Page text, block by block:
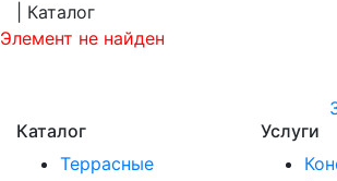
Каталог
Элемент не найден
Каталог
Террасные
Услуги